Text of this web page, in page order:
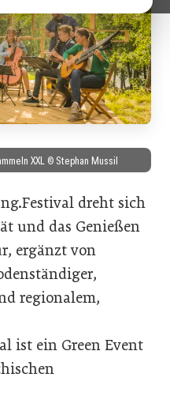
XXL © Stephan Mussil
dreht sich
und das Genießen
ergänzt von
regionalem,
ist ein Green Event